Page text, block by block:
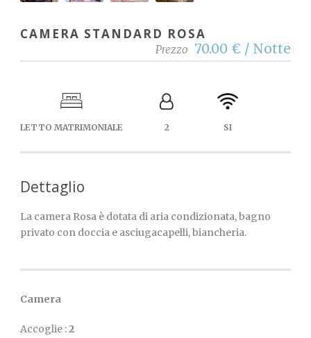
CAMERA STANDARD ROSA
Prezzo 70.00 € / Notte
LETTO MATRIMONIALE 2 SI
Dettaglio
La camera Rosa è dotata di aria condizionata, bagno
privato con doccia e asciugacapelli, biancheria.
Camera
Accoglie :2